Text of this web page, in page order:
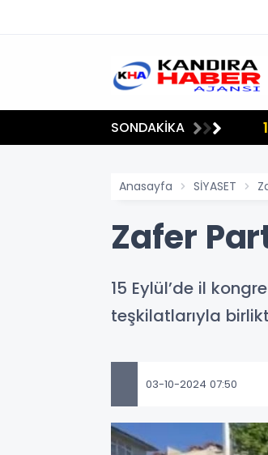
SONDAKİKA
Anasayfa SİYASET
Zafer
15 Eylül’de il
teşkilatlarıyla
03-10-2024 07:50